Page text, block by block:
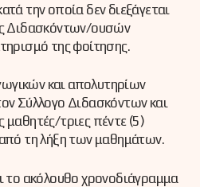
την οποία δεν διεξάγεται
Διδασκόντων/ουσών
της φοίτησης.
και απολυτηρίων
Σύλλογο Διδασκόντων και
μαθητές/τριες πέντε (5)
τη λήξη των μαθημάτων.
το ακόλουθο χρονοδιάγραμμα